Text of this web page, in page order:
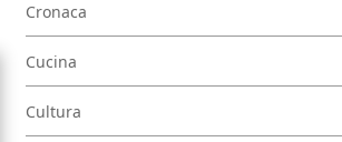
Cronaca
Cucina
Cultura